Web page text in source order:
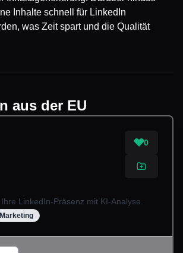
Inhalte schnell für LinkedIn
was Zeit spart und die Qualität
aus der EU
0
LinkedIn-Präsenz mit KI-Analyse.
Marketing